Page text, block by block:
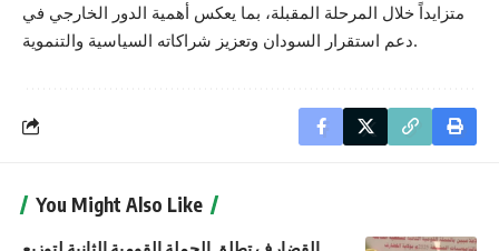
متزايداً خلال المرحلة المقبلة، بما يعكس أهمية الدور الخارجي في
دعم استقرار السودان وتعزيز شراكاته السياسية والتنموية.
You Might Also Like